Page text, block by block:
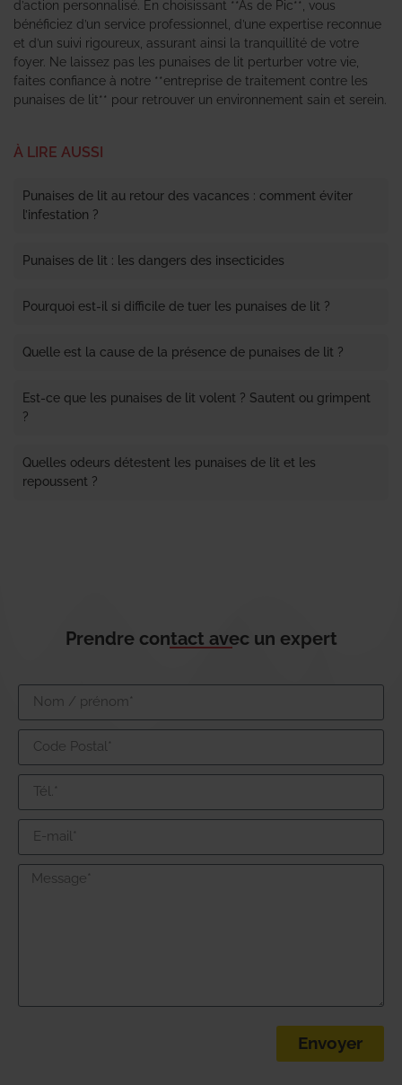
d’action personnalisé. En choisissant **As de Pic**, vous
bénéficiez d’un service professionnel, d’une expertise reconnue
et d’un suivi rigoureux, assurant ainsi la tranquillité de votre
foyer. Ne laissez pas les punaises de lit perturber votre vie,
faites confiance à notre **entreprise de traitement contre les
punaises de lit** pour retrouver un environnement sain et serein.
À LIRE AUSSI
Punaises de lit au retour des vacances : comment éviter
l’infestation ?
Punaises de lit : les dangers des insecticides
Pourquoi est-il si difficile de tuer les punaises de lit ?
Quelle est la cause de la présence de punaises de lit ?
Est-ce que les punaises de lit volent ? Sautent ou grimpent
?
Quelles odeurs détestent les punaises de lit et les
repoussent ?
Prendre contact avec un expert
Envoyer